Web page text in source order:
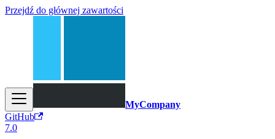
Przejdź do głównej zawartości
MyCompany
GitHub
7.0